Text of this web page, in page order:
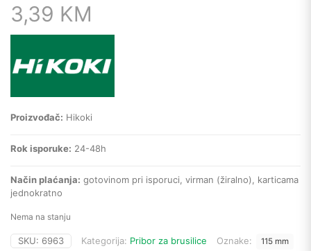
3,39 KM
Proizvođač: Hikoki
Rok isporuke: 24-48h
Način plaćanja: gotovinom pri isporuci, virman (žiralno), karticama
jednokratno
Nema na stanju
SKU: 6963 Kategorija: Pribor za brusilice Oznake:
115 mm